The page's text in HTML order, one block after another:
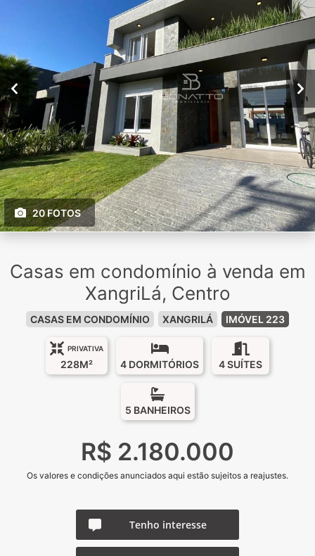
20 FOTOS
Casas em condomínio à venda em
XangriLá, Centro
CASAS EM CONDOMÍNIO XANGRILÁ IMÓVEL 223
PRIVATIVA
228M² 4 DORMITÓRIOS 4 SUÍTES
5 BANHEIROS
R$ 2.180.000
Os valores e condições anunciados aqui estão sujeitos a reajustes.
Tenho interesse